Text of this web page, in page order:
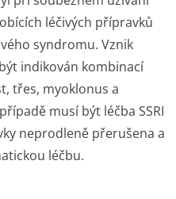
léčivých přípravků
syndromu. Vznik
indikován kombinací
třes, myoklonus a
musí být léčba SSRI
neprodleně přerušena a
léčbu.